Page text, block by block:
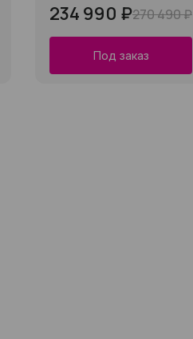
234 990 ₽270 490 ₽
Под заказ